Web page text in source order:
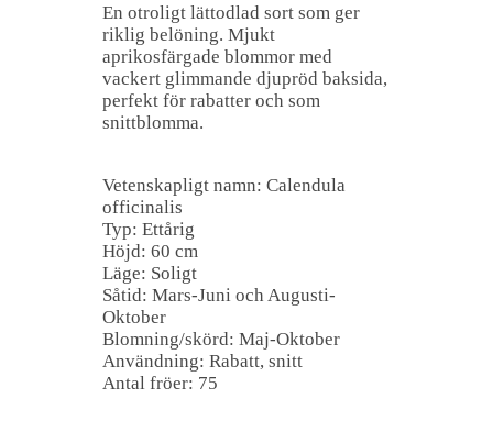
En otroligt lättodlad sort som ger
riklig belöning. Mjukt
aprikosfärgade blommor med
vackert glimmande djupröd baksida,
perfekt för rabatter och som
snittblomma.
Vetenskapligt namn: Calendula
officinalis
Typ: Ettårig
Höjd: 60 cm
Läge: Soligt
Såtid: Mars-Juni och Augusti-
Oktober
Blomning/skörd: Maj-Oktober
Användning: Rabatt, snitt
Antal fröer: 75